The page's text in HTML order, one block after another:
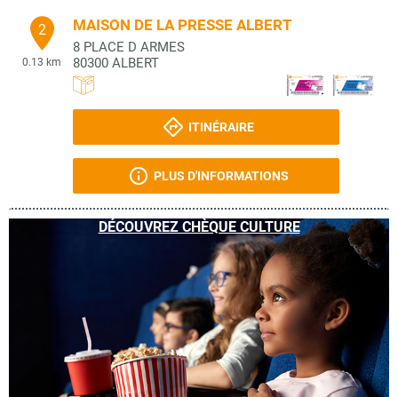
2
0.13 km
MAISON DE LA PRESSE ALBERT
8 PLACE D ARMES
80300 ALBERT
ITINÉRAIRE
PLUS D'INFORMATIONS
DÉCOUVREZ CHÈQUE CULTURE